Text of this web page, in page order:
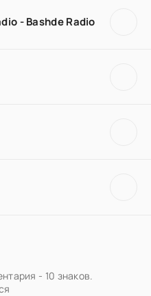
- Bashde Radio
- 10 знаков.